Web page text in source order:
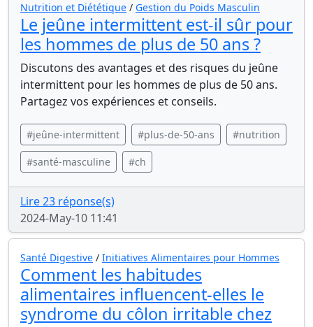
Nutrition et Diététique / Gestion du Poids Masculin
Le jeûne intermittent est-il sûr pour
les hommes de plus de 50 ans ?
Discutons des avantages et des risques du jeûne
intermittent pour les hommes de plus de 50 ans.
Partagez vos expériences et conseils.
#jeûne-intermittent #plus-de-50-ans #nutrition
#santé-masculine #ch
Lire 23 réponse(s)
2024-May-10 11:41
Santé Digestive / Initiatives Alimentaires pour Hommes
Comment les habitudes
alimentaires influencent-elles le
syndrome du côlon irritable chez